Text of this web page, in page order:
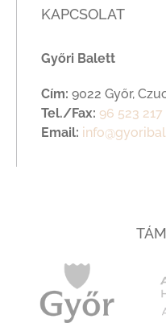
KAPCSOLAT
Győri Balett
Cím: 9022 Győr,
Tel./Fax: 96 523 217
Email: